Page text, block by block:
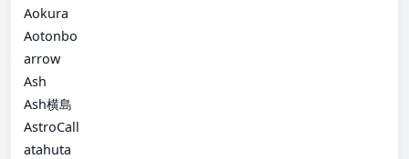
Aokura
Aotonbo
arrow
Ash
Ash横島
AstroCall
atahuta